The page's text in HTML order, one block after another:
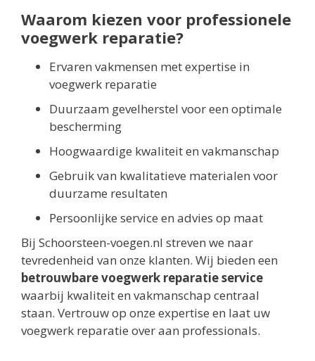
Waarom kiezen voor professionele
voegwerk reparatie?
Ervaren vakmensen met expertise in
voegwerk reparatie
Duurzaam gevelherstel voor een optimale
bescherming
Hoogwaardige kwaliteit en vakmanschap
Gebruik van kwalitatieve materialen voor
duurzame resultaten
Persoonlijke service en advies op maat
Bij Schoorsteen-voegen.nl streven we naar
tevredenheid van onze klanten. Wij bieden een
betrouwbare voegwerk reparatie service
waarbij kwaliteit en vakmanschap centraal
staan. Vertrouw op onze expertise en laat uw
voegwerk reparatie over aan professionals.